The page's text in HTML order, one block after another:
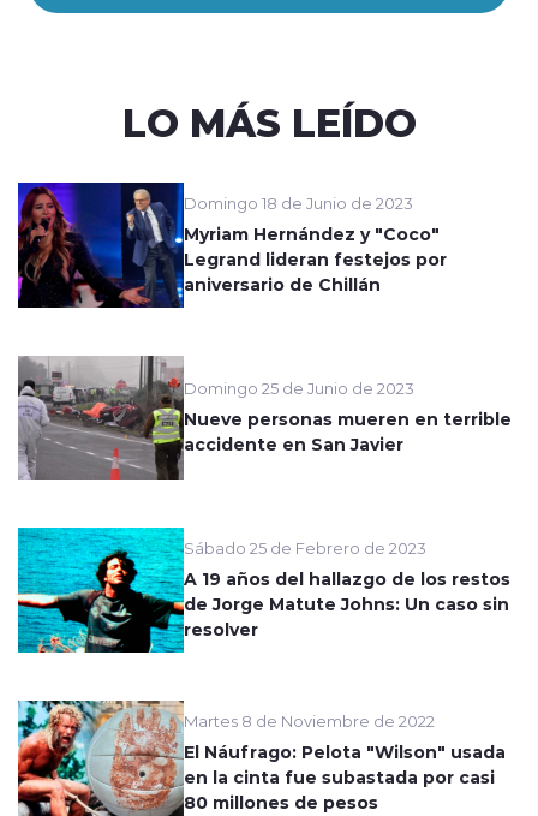
LO MÁS LEÍDO
Domingo 18 de Junio de 2023
Myriam Hernández y "Coco"
Legrand lideran festejos por
aniversario de Chillán
Domingo 25 de Junio de 2023
Nueve personas mueren en terrible
accidente en San Javier
Sábado 25 de Febrero de 2023
A 19 años del hallazgo de los restos
de Jorge Matute Johns: Un caso sin
resolver
Martes 8 de Noviembre de 2022
El Náufrago: Pelota "Wilson" usada
en la cinta fue subastada por casi
80 millones de pesos